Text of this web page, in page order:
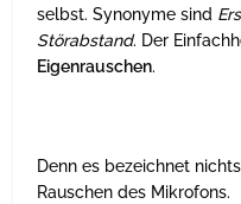
selbst. Synonyme sind
Störabstand. Der
Eigenrauschen.
Denn es bezeichnet
Rauschen des Mikrofons.